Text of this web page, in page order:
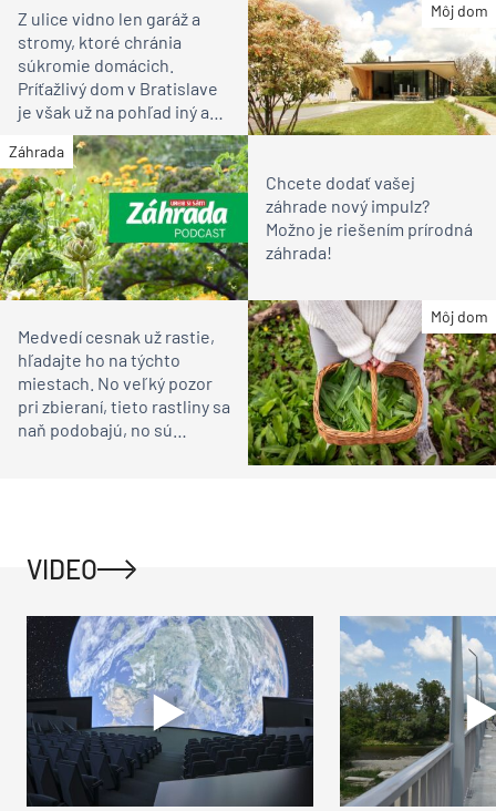
Môj dom
Z ulice vidno len garáž a
stromy, ktoré chránia
súkromie domácich.
Príťažlivý dom v Bratislave
je však už na pohľad iný ako
susedia
Záhrada
Chcete dodať vašej
záhrade nový impulz?
Možno je riešením prírodná
záhrada!
Môj dom
Medvedí cesnak už rastie,
hľadajte ho na týchto
miestach. No veľký pozor
pri zbieraní, tieto rastliny sa
naň podobajú, no sú
VIDEO